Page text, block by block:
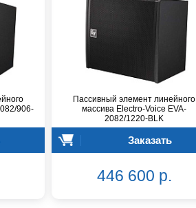
906-
Пассивный элемент линейного
массива Electro-Voice EVA-
2082/1220-BLK
Заказать
446 600 р.